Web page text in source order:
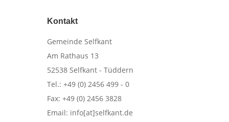
Kontakt
​Gemeinde Selfkant
Am Rathaus 13
52538 Selfkant - Tüddern
Tel.: +49 (0) 2456 499 - 0
Fax: +49 (0) 2456 3828
Email: info[at]selfkant.de